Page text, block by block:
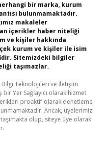
bir marka, kurum
bulunmamaktadır.
makaleler
içerikler haber niteliği
ve kişiler hakkında
kurum ve kişiler ile isim
Sitemizdeki bilgiler
taşımazlar.
Bilgi Teknolojileri ve İletişim
bir Yer Sağlayıcı olarak hizmet
proaktif olarak denetleme
Ancak, üyelerimiz
olup, siteye üye olarak